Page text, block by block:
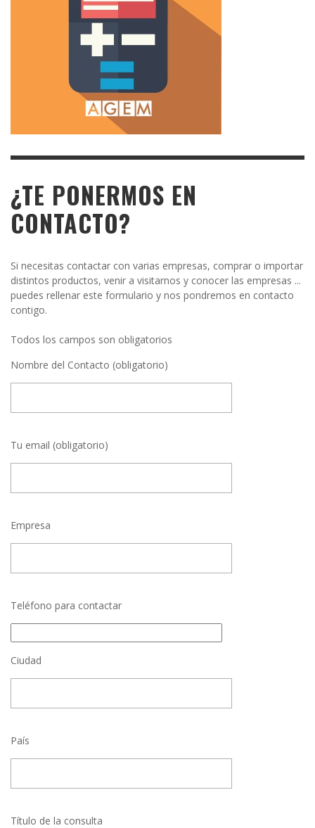
¿TE PONERMOS EN
CONTACTO?
Si necesitas contactar con varias empresas, comprar o importar
distintos productos, venir a visitarnos y conocer las empresas ...
puedes rellenar este formulario y nos pondremos en contacto
contigo.
Todos los campos son obligatorios
Nombre del Contacto (obligatorio)
Tu email (obligatorio)
Empresa
Teléfono para contactar
Ciudad
País
Título de la consulta